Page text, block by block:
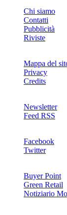
Chi siamo
Contatti
Pubblicità
Riviste
Mappa del
Privacy
Credits
Newsletter
Feed RSS
Facebook
Twitter
Buyer Point
Green Retail
Notiziario